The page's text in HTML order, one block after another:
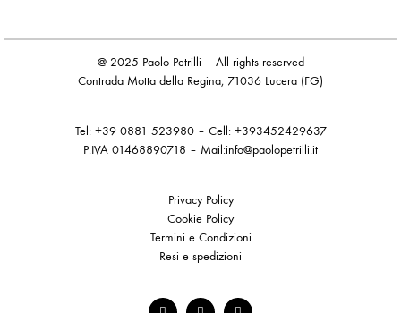
@ 2025 Paolo Petrilli – All rights reserved
Contrada Motta della Regina, 71036 Lucera (FG)
Tel: +39 0881 523980– Cell: +393452429637
P.IVA 01468890718 – Mail:info@paolopetrilli.it
Privacy Policy
Cookie Policy
Termini e Condizioni
Resi e spedizioni